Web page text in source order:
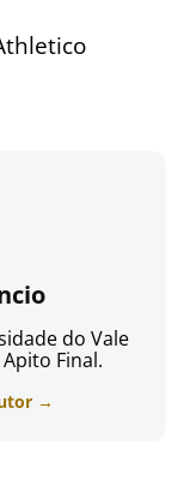
do Vale
Final.
→